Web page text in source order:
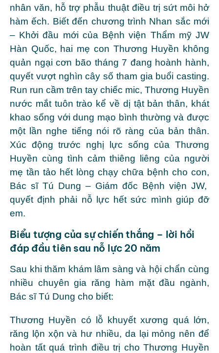
nhân văn, hỗ trợ phẫu thuật điều trị sứt môi hở
hàm ếch. Biết đến chương trình Nhan sắc mới
– Khởi đầu mới của Bệnh viện Thẩm mỹ JW
Hàn Quốc, hai mẹ con Thương Huyền không
quản ngại cơn bão tháng 7 đang hoành hành,
quyết vượt nghìn cây số tham gia buổi casting.
Run run cầm trên tay chiếc mic, Thương Huyền
nước mắt tuôn trào kể về dị tật bản thân, khát
khao sống với dung mạo bình thường và được
một lần nghe tiếng nói rõ ràng của bản thân.
Xúc động trước nghị lực sống của Thương
Huyền cùng tình cảm thiêng liêng của người
mẹ tần tảo hết lòng chạy chữa bệnh cho con,
Bác sĩ Tú Dung – Giám đốc Bệnh viện JW,
quyết định phải nỗ lực hết sức mình giúp đỡ
em.
Biểu tượng của sự chiến thắng – lời hồi
đáp đầu tiên sau nỗ lực 20 năm
Sau khi thăm khám lâm sàng và hội chẩn cùng
nhiều chuyên gia răng hàm mặt đầu ngành,
Bác sĩ Tú Dung cho biết:
Thương Huyền có lỗ khuyết xương quá lớn,
răng lộn xộn và hư nhiều, da lại mỏng nên để
hoàn tất quá trình điều trị cho Thương Huyền